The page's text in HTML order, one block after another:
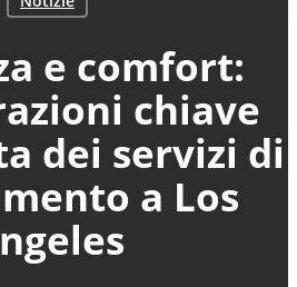
e comfort:
chiave
dei servizi di
a Los